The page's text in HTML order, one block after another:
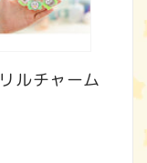
ルチャーム